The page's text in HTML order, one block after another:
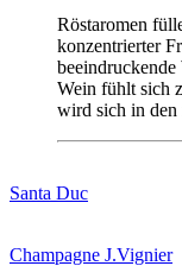
Röstaromen
konzentrierter
beeindruckende
Wein fühlt sich
wird sich in den
Santa Duc
Champagne J.Vignier